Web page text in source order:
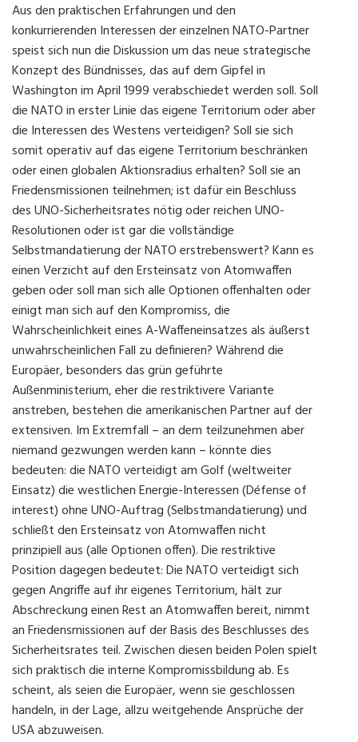
Aus den praktischen Erfahrungen und den
konkurrierenden Interessen der einzelnen NATO-Partner
speist sich nun die Diskussion um das neue strategische
Konzept des Bündnisses, das auf dem Gipfel in
Washington im April 1999 verabschiedet werden soll. Soll
die NATO in erster Linie das eigene Territorium oder aber
die Interessen des Westens verteidigen? Soll sie sich
somit operativ auf das eigene Territorium beschränken
oder einen globalen Aktionsradius erhalten? Soll sie an
Friedensmissionen teilnehmen; ist dafür ein Beschluss
des UNO-Sicherheitsrates nötig oder reichen UNO-
Resolutionen oder ist gar die vollständige
Selbstmandatierung der NATO erstrebenswert? Kann es
einen Verzicht auf den Ersteinsatz von Atomwaffen
geben oder soll man sich alle Optionen offenhalten oder
einigt man sich auf den Kompromiss, die
Wahrscheinlichkeit eines A-Waffeneinsatzes als äußerst
unwahrscheinlichen Fall zu definieren? Während die
Europäer, besonders das grün geführte
Außenministerium, eher die restriktivere Variante
anstreben, bestehen die amerikanischen Partner auf der
extensiven. Im Extremfall – an dem teilzunehmen aber
niemand gezwungen werden kann – könnte dies
bedeuten: die NATO verteidigt am Golf (weltweiter
Einsatz) die westlichen Energie-Interessen (Défense of
interest) ohne UNO-Auftrag (Selbstmandatierung) und
schließt den Ersteinsatz von Atomwaffen nicht
prinzipiell aus (alle Optionen offen). Die restriktive
Position dagegen bedeutet: Die NATO verteidigt sich
gegen Angriffe auf ihr eigenes Territorium, hält zur
Abschreckung einen Rest an Atomwaffen bereit, nimmt
an Friedensmissionen auf der Basis des Beschlusses des
Sicherheitsrates teil. Zwischen diesen beiden Polen spielt
sich praktisch die interne Kompromissbildung ab. Es
scheint, als seien die Europäer, wenn sie geschlossen
handeln, in der Lage, allzu weitgehende Ansprüche der
USA abzuweisen.